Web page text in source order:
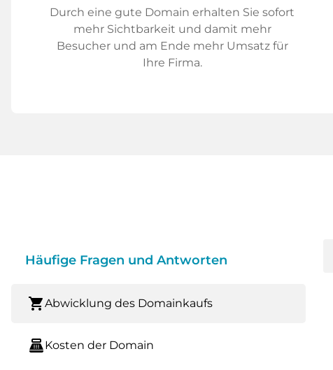
Durch eine gute Domain erhalten Sie sofort
mehr Sichtbarkeit und damit mehr
Besucher und am Ende mehr Umsatz für
Ihre Firma.
Häufige Fragen und Antworten
shopping_cartAbwicklung des Domainkaufs
point_of_saleKosten der Domain